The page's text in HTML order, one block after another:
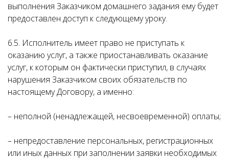
выполнения Заказчиком домашнего задания ему будет
предоставлен доступ к следующему уроку.
6.5. Исполнитель имеет право не приступать к
оказанию услуг, а также приостанавливать оказание
услуг, к которым он фактически приступил, в случаях
нарушения Заказчиком своих обязательств по
настоящему Договору, а именно:
– неполной (ненадлежащей, несвоевременной) оплаты;
– непредоставление персональных, регистрационных
или иных данных при заполнении заявки необходимых